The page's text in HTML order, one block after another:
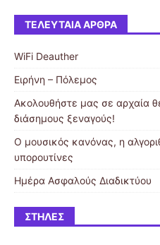
ΤΕΛΕΥΤΑΊΑ ΆΡΘΡΑ
WiFi Deauther
Eιρήνη – Πόλεμος
Ακολουθήστε μας σε αρχαία
διάσημους ξεναγούς!
Ο μουσικός κανόνας, η
υπορουτίνες
Ημέρα Ασφαλούς Διαδικτύου
ΣΤΉΛΕΣ